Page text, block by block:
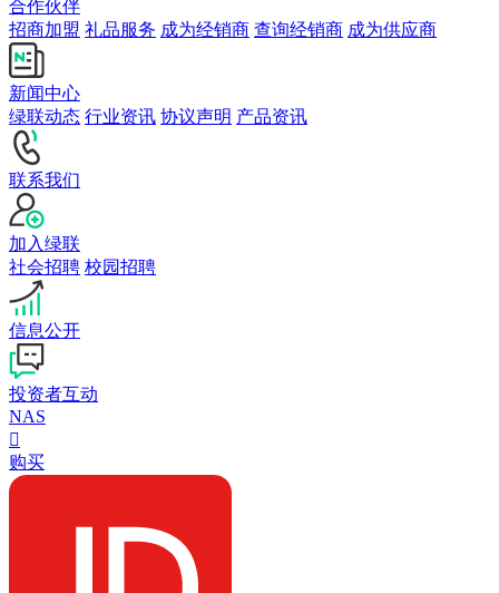
合作伙伴
招商加盟 礼品服务 成为经销商 查询经销商 成为供应商
新闻中心
绿联动态 行业资讯 协议声明 产品资讯
联系我们
加入绿联
社会招聘 校园招聘
信息公开
投资者互动
NAS

购买